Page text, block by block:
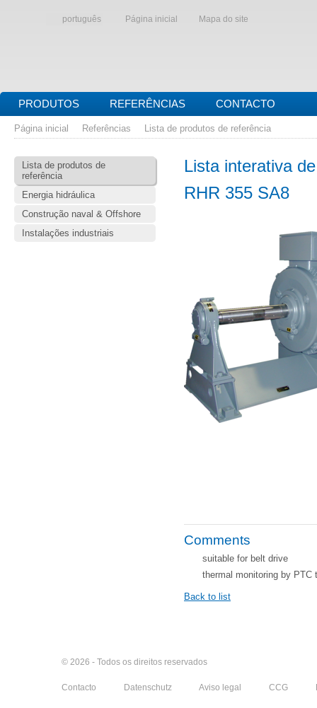
português Página inicial Mapa do site
PRODUTOS REFERÊNCIAS CONTACTO
Página inicial Referências Lista de produtos de referência
Lista de produtos de
referência
Energia hidráulica
Construção naval & Offshore
Instalações industriais
Lista interativa
RHR 355 SA8
Comments
suitable for belt drive
thermal monitoring by PTC
Back to list
© 2026 - Todos os direitos reservados
Contacto Datenschutz Aviso legal CCG